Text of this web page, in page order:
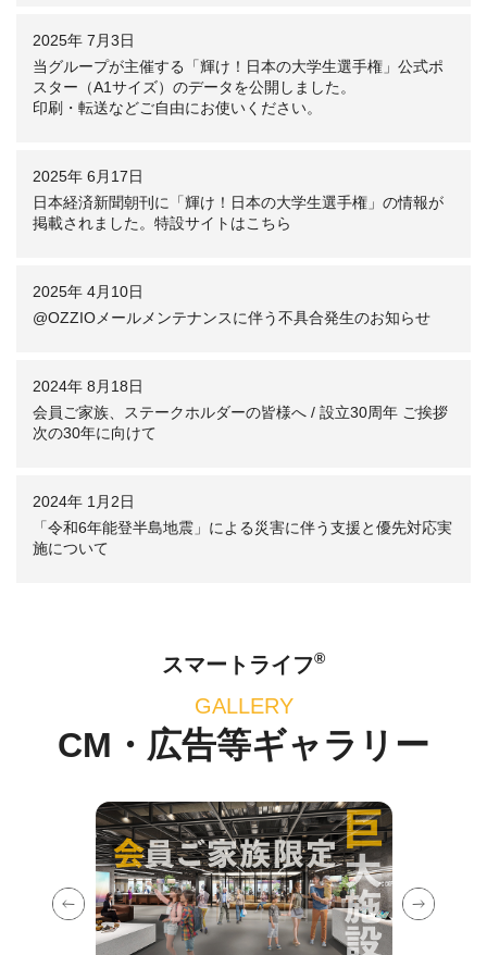
2025年 7月3日
当グループが主催する「輝け！日本の大学生選手権」公式ポ
スター（A1サイズ）のデータを公開しました。
印刷・転送などご自由にお使いください。
2025年 6月17日
日本経済新聞朝刊に「輝け！日本の大学生選手権」の情報が
掲載されました。特設サイトはこちら
2025年 4月10日
@OZZIOメールメンテナンスに伴う不具合発生のお知らせ
2024年 8月18日
会員ご家族、ステークホルダーの皆様へ / 設立30周年 ご挨拶
次の30年に向けて
2024年 1月2日
「令和6年能登半島地震」による災害に伴う支援と優先対応実
施について
スマートライフ®
GALLERY
CM・広告等ギャラリー
Previous